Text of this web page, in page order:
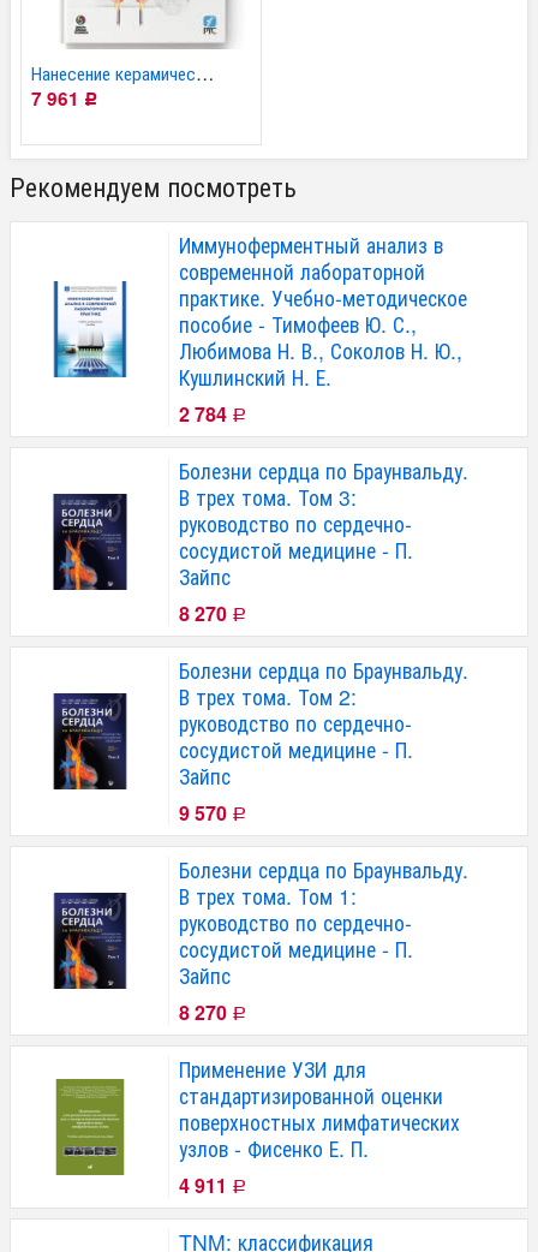
Нанесение керамической...
7 961
Р
Рекомендуем посмотреть
Иммуноферментный анализ в
современной лабораторной
практике. Учебно-методическое
пособие - Тимофеев Ю. С.,
Любимова Н. В., Соколов Н. Ю.,
Кушлинский Н. Е.
2 784 Р
Болезни сердца по Браунвальду.
В трех тома. Том 3:
руководство по сердечно-
сосудистой медицине - П.
Зайпс
8 270 Р
Болезни сердца по Браунвальду.
В трех тома. Том 2:
руководство по сердечно-
сосудистой медицине - П.
Зайпс
9 570 Р
Болезни сердца по Браунвальду.
В трех тома. Том 1:
руководство по сердечно-
сосудистой медицине - П.
Зайпс
8 270 Р
Применение УЗИ для
стандартизированной оценки
поверхностных лимфатических
узлов - Фисенко Е. П.
4 911 Р
TNM: классификация